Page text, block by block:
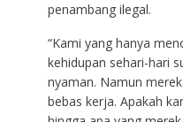
penambang ilegal.
“Kami yang hanya
kehidupan sehari-hari
nyaman. Namun
bebas kerja. Apakah